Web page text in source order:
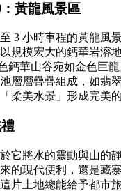
黃龍風景區
3 小時車程的黃龍風
規模宏大的鈣華岩溶
鈣華山谷宛如金色巨
層層疊疊組成，如翡
柔美水景」形成完美的
它將水的靈動與山的
的現代便利，還是藏
片土地總能給予都市